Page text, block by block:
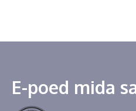
E-poed mida